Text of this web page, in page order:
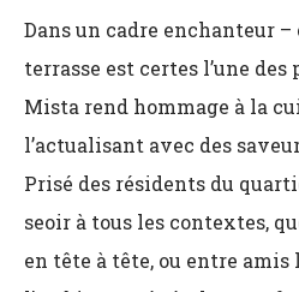
Dans un cadre enchanteur –
terrasse est certes l’une
Mista rend hommage à la
l’actualisant avec des
Prisé des résidents du
seoir à tous les contextes,
en tête à tête, ou entre amis